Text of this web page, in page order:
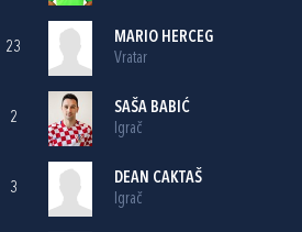
23
MARIO HERCEG
Vratar
2
SAŠA BABIĆ
Igrač
3
DEAN CAKTAŠ
Igrač